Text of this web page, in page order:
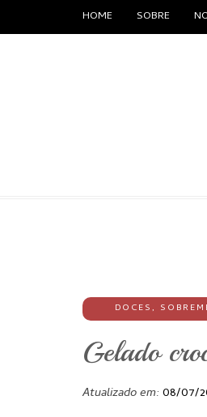
HOME SOBRE
DOCES,
Gelado
Atualizado em:08/07/